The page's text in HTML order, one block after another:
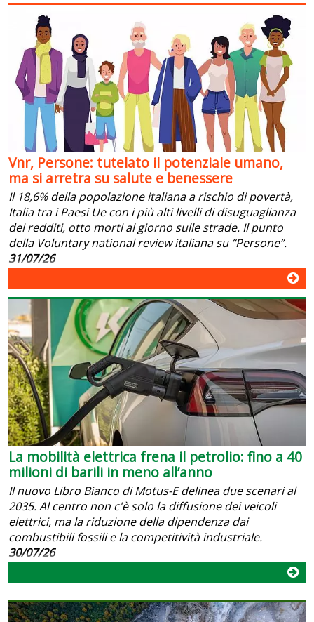
Vnr, Persone: tutelato il potenziale umano,
ma si arretra su salute e benessere
Il 18,6% della popolazione italiana a rischio di povertà,
Italia tra i Paesi Ue con i più alti livelli di disuguaglianza
dei redditi, otto morti al giorno sulle strade. Il punto
della Voluntary national review italiana su “Persone”.
31/07/26
La mobilità elettrica frena il petrolio: fino a 40
milioni di barili in meno all’anno
Il nuovo Libro Bianco di Motus-E delinea due scenari al
2035. Al centro non c'è solo la diffusione dei veicoli
elettrici, ma la riduzione della dipendenza dai
combustibili fossili e la competitività industriale.
30/07/26